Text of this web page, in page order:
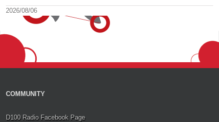
2026/08/06
COMMUNITY
D100 Radio Facebook Page